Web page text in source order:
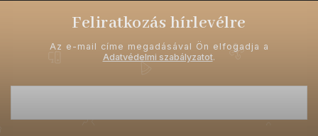
Feliratkozás hírlevélre
Az e-mail címe megadásával Ön elfogadja a
Adatvédelmi szabályzatot.